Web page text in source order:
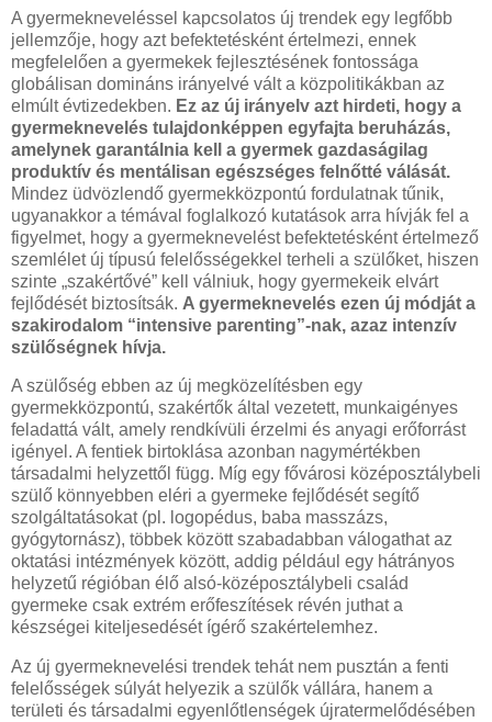
A gyermekneveléssel kapcsolatos új trendek egy legfőbb
jellemzője, hogy azt befektetésként értelmezi, ennek
megfelelően a gyermekek fejlesztésének fontossága
globálisan domináns irányelvé vált a közpolitikákban az
elmúlt évtizedekben. Ez az új irányelv azt hirdeti, hogy a
gyermeknevelés tulajdonképpen egyfajta beruházás,
amelynek garantálnia kell a gyermek gazdaságilag
produktív és mentálisan egészséges felnőtté válását.
Mindez üdvözlendő gyermekközpontú fordulatnak tűnik,
ugyanakkor a témával foglalkozó kutatások arra hívják fel a
figyelmet, hogy a gyermeknevelést befektetésként értelmező
szemlélet új típusú felelősségekkel terheli a szülőket, hiszen
szinte „szakértővé” kell válniuk, hogy gyermekeik elvárt
fejlődését biztosítsák. A gyermeknevelés ezen új módját a
szakirodalom “intensive parenting”-nak, azaz intenzív
szülőségnek hívja.
A szülőség ebben az új megközelítésben egy
gyermekközpontú, szakértők által vezetett, munkaigényes
feladattá vált, amely rendkívüli érzelmi és anyagi erőforrást
igényel. A fentiek birtoklása azonban nagymértékben
társadalmi helyzettől függ. Míg egy fővárosi középosztálybeli
szülő könnyebben eléri a gyermeke fejlődését segítő
szolgáltatásokat (pl. logopédus, baba masszázs,
gyógytornász), többek között szabadabban válogathat az
oktatási intézmények között, addig például egy hátrányos
helyzetű régióban élő alsó-középosztálybeli család
gyermeke csak extrém erőfeszítések révén juthat a
készségei kiteljesedését ígérő szakértelemhez.
Az új gyermeknevelési trendek tehát nem pusztán a fenti
felelősségek súlyát helyezik a szülők vállára, hanem a
területi és társadalmi egyenlőtlenségek újratermelődésében